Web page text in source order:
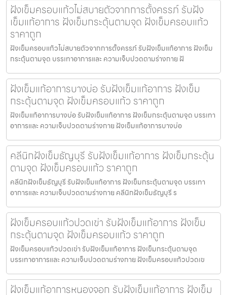
ฝังเข็มครอบแก้วไม่สบายตัวจากการตั้งครรภ์ รับฝัง
เข็มแก้อาการ ฝังเข็มกระตุ้นตามจุด ฝังเข็มครอบแก้ว
ราคาถูก
ฝังเข็มครอบแก้วไม่สบายตัวจากการตั้งครรภ์ รับฝังเข็มแก้อาการ ฝังเข็ม
กระตุ้นตามจุด บรรเทาอาการและ ความเจ็บปวดตามร่างกาย ฝั
ฝังเข็มแก้อาการบางบ่อ รับฝังเข็มแก้อาการ ฝังเข็ม
กระตุ้นตามจุด ฝังเข็มครอบแก้ว ราคาถูก
ฝังเข็มแก้อาการบางบ่อ รับฝังเข็มแก้อาการ ฝังเข็มกระตุ้นตามจุด บรรเทา
อาการและ ความเจ็บปวดตามร่างกาย ฝังเข็มแก้อาการบางบ่อ
คลีนิกฝังเข็มธัญบุรี รับฝังเข็มแก้อาการ ฝังเข็มกระตุ้น
ตามจุด ฝังเข็มครอบแก้ว ราคาถูก
คลีนิกฝังเข็มธัญบุรี รับฝังเข็มแก้อาการ ฝังเข็มกระตุ้นตามจุด บรรเทา
อาการและ ความเจ็บปวดตามร่างกาย คลีนิกฝังเข็มธัญบุรี ร
ฝังเข็มครอบแก้วปวดเข่า รับฝังเข็มแก้อาการ ฝังเข็ม
กระตุ้นตามจุด ฝังเข็มครอบแก้ว ราคาถูก
ฝังเข็มครอบแก้วปวดเข่า รับฝังเข็มแก้อาการ ฝังเข็มกระตุ้นตามจุด
บรรเทาอาการและ ความเจ็บปวดตามร่างกาย ฝังเข็มครอบแก้วปวดเข
ฝังเข็มแก้อาการหนองจอก รับฝังเข็มแก้อาการ ฝังเข็ม